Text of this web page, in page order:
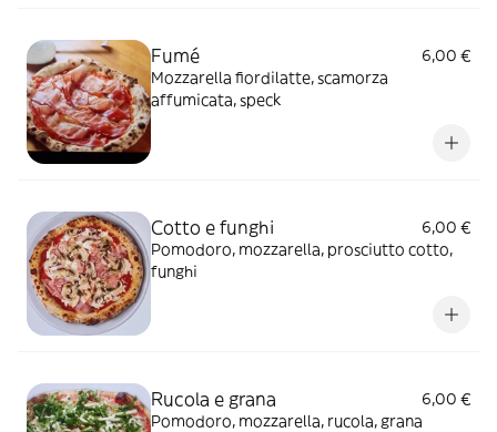
Fumé
6,00 €
Mozzarella fiordilatte, scamorza
affumicata, speck
Cotto e funghi
6,00 €
Pomodoro, mozzarella, prosciutto cotto,
funghi
Rucola e grana
6,00 €
Pomodoro, mozzarella, rucola, grana